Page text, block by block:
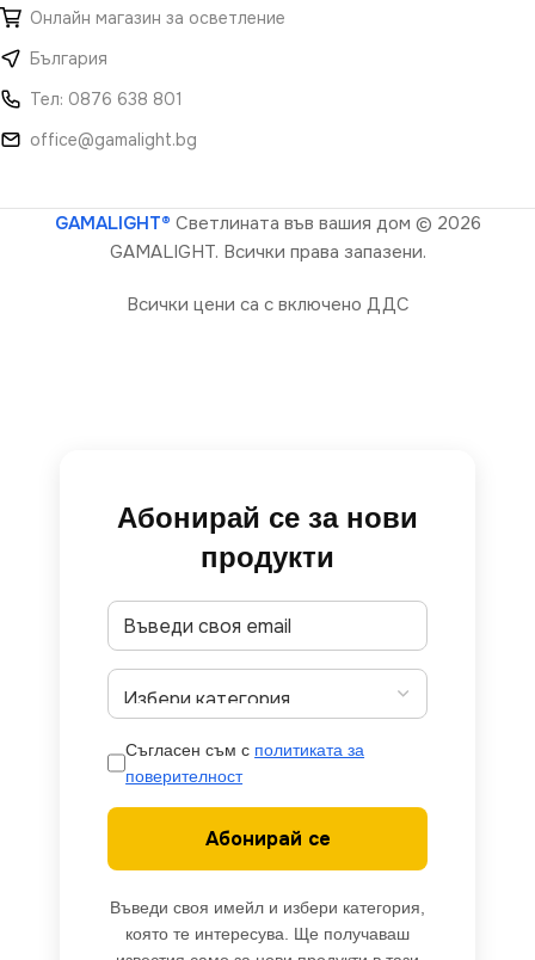
Онлайн магазин за осветление
България
Тел: 0876 638 801
office@gamalight.bg
GAMALIGHT® Светлината във вашия дом © 2026
GAMALIGHT. Всички права запазени.
Всички цени са с включено ДДС
Абонирай се за нови
продукти
Съгласен съм с политиката за
поверителност
Абонирай се
Въведи своя имейл и избери категория,
която те интересува. Ще получаваш